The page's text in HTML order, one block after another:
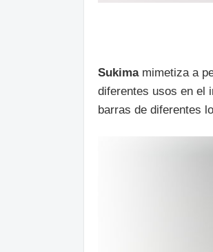
Sukima mimetiza a
diferentes usos en el
barras de diferentes